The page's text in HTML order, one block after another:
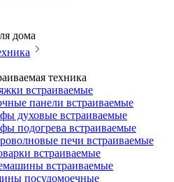
дома
техника
встраиваемые
панели встраиваемые
духовые встраиваемые
подогрева встраиваемые
печи встраиваемые
встраиваемые
встраиваемые
посудомоечные